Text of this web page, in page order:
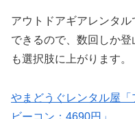
アウトドアギアレンタ
できるので、数回しか
も選択肢に上がります。
やまどうぐレンタル屋